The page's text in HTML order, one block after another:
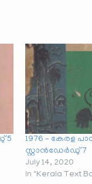
5
1976 – കേരള
സ്റ്റാൻഡേർഡു് 7
July 14, 2020
In "Kerala Text